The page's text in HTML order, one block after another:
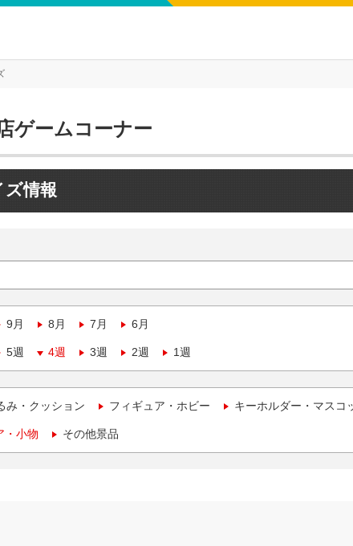
ゲームコーナー
ズ情報
9月 8月 7月 6月
5週 4週 3週 2週 1週
み・クッション フィギュア・ホビー キーホルダー・マスコ
・小物 その他景品